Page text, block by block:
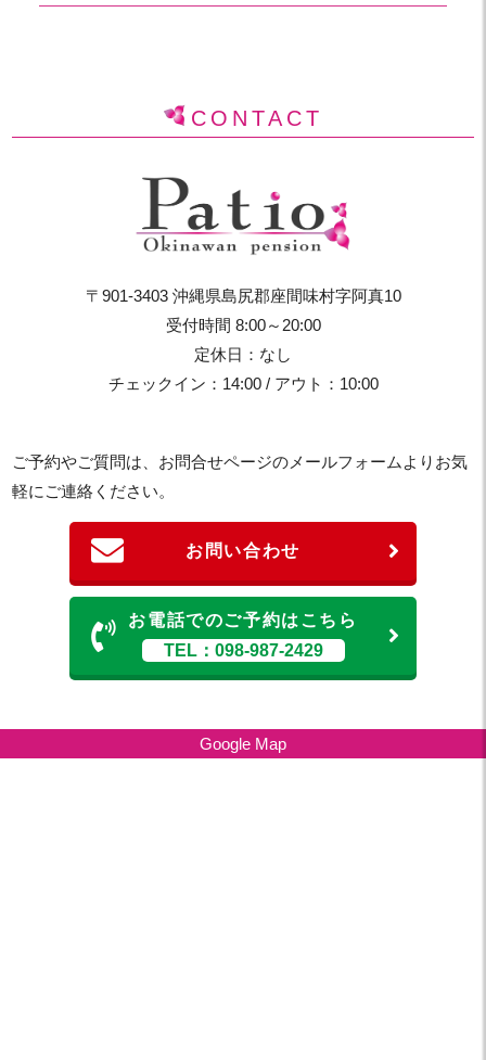
CONTACT
〒901-3403 沖縄県島尻郡座間味村字阿真10
受付時間 8:00～20:00
定休日：なし
チェックイン：14:00 / アウト：10:00
ご予約やご質問は、お問合せページのメールフォームよりお気
軽にご連絡ください。
お問い合わせ
お電話でのご予約はこちら
TEL：098-987-2429
Google Map